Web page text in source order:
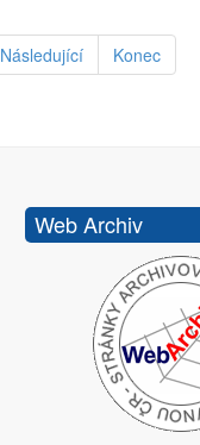
Následující Konec
Web Archiv